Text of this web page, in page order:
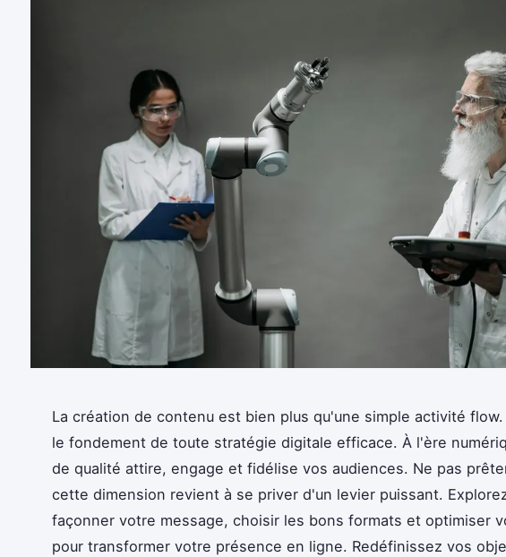
La création de contenu est bien plus qu'une simple activité
le fondement de toute stratégie digitale efficace. À l'ère
de qualité attire, engage et fidélise vos audiences. Ne pas
cette dimension revient à se priver d'un levier puissant.
façonner votre message, choisir les bons formats et optimiser
pour transformer votre présence en ligne. Redéfinissez vos